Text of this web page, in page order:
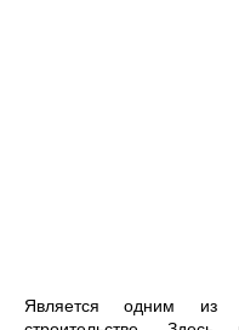
Является одним